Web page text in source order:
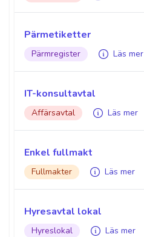
Pärmetiketter
Pärmregister Läs mer
IT-konsultavtal
Affärsavtal Läs mer
Enkel fullmakt
Fullmakter Läs mer
Hyresavtal lokal
Hyreslokal Läs mer